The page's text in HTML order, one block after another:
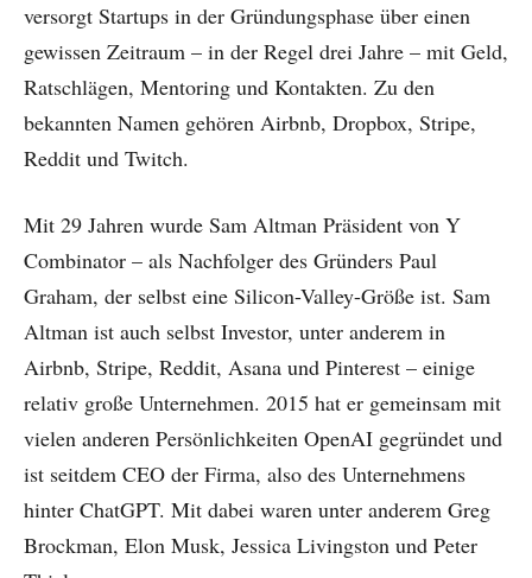
versorgt Startups in der Gründungsphase über einen
gewissen Zeitraum – in der Regel drei Jahre – mit Geld,
Ratschlägen, Mentoring und Kontakten. Zu den
bekannten Namen gehören Airbnb, Dropbox, Stripe,
Reddit und Twitch.
Mit 29 Jahren wurde Sam Altman Präsident von Y
Combinator – als Nachfolger des Gründers Paul
Graham, der selbst eine Silicon-Valley-Größe ist. Sam
Altman ist auch selbst Investor, unter anderem in
Airbnb, Stripe, Reddit, Asana und Pinterest – einige
relativ große Unternehmen. 2015 hat er gemeinsam mit
vielen anderen Persönlichkeiten OpenAI gegründet und
ist seitdem CEO der Firma, also des Unternehmens
hinter ChatGPT. Mit dabei waren unter anderem Greg
Brockman, Elon Musk, Jessica Livingston und Peter